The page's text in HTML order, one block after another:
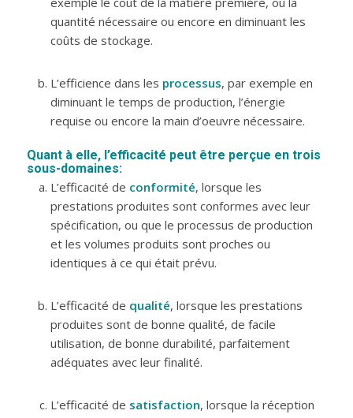
quantité nécessaire ou encore en diminuant les
coûts de stockage.
L’efficience dans les processus, par exemple en
diminuant le temps de production, l’énergie
requise ou encore la main d’oeuvre nécessaire.
Quant à elle, l’efficacité peut être perçue en trois
sous-domaines:
L’efficacité de conformité, lorsque les
prestations produites sont conformes avec leur
spécification, ou que le processus de production
et les volumes produits sont proches ou
identiques à ce qui était prévu.
L’efficacité de qualité, lorsque les prestations
produites sont de bonne qualité, de facile
utilisation, de bonne durabilité, parfaitement
adéquates avec leur finalité.
L’efficacité de satisfaction, lorsque la réception